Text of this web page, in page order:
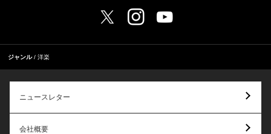
ジャンル 洋楽
ニュースレター
会社概要